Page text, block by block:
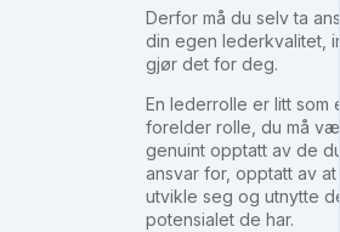
Derfor må du selv ta
din egen lederkvalitet,
gjør det for deg.
En lederrolle er litt som
forelder rolle, du må
genuint opptatt av de
ansvar for, opptatt av
utvikle seg og utnytte
potensialet de har.